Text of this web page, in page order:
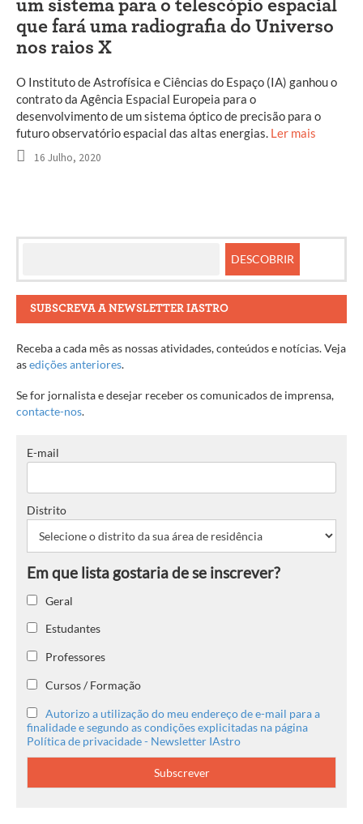
um sistema para o telescópio espacial
que fará uma radiografia do Universo
nos raios X
O Instituto de Astrofísica e Ciências do Espaço (IA) ganhou o
contrato da Agência Espacial Europeia para o
desenvolvimento de um sistema óptico de precisão para o
futuro observatório espacial das altas energias. Ler mais
16 Julho, 2020
SUBSCREVA A NEWSLETTER IASTRO
Receba a cada mês as nossas atividades, conteúdos e notícias. Veja
asedições anteriores.
Se for jornalista e desejar receber os comunicados de imprensa,
contacte-nos.
E-mail
Distrito
Geral
Estudantes
Professores
Cursos / Formação
Autorizo a utilização do meu endereço de e-mail para a
finalidade e segundo as condições explicitadas na página
Política de privacidade - Newsletter IAstro